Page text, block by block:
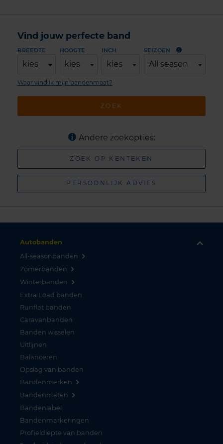
Vind jouw perfecte band
BREEDTE
kies
HOOGTE
kies
INCH
kies
SEIZOEN
All season
ZOEK
Waar vind ik mijn bandenmaat?
Andere zoekopties:
ZOEK OP KENTEKEN
PERSOONLIJK ADVIES
Autobanden
All-seasonbanden
Zomerbanden
Winterbanden
Extra Load banden
Runflat banden
Caravanbanden
Banden wisselen
Uitlijnen
Balanceren
Opslag van banden
Bandenmerken
Bandenmaten
Bandenlabel
Bandenmarkeringen
Profieldiepte van banden